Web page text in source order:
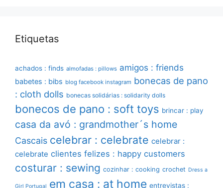
Etiquetas
achados : finds almofadas : pillows amigos : friends
babetes : bibs blog facebook instagram bonecas de pano
: cloth dolls bonecas solidárias : solidarity dolls
bonecos de pano : soft toys brincar : play
casa da avó : grandmother´s home
Cascais celebrar : celebrate celebrar :
celebrate clientes felizes : happy customers
costurar : sewing cozinhar : cooking crochet Dress a
Girl Portugal em casa : at home entrevistas :